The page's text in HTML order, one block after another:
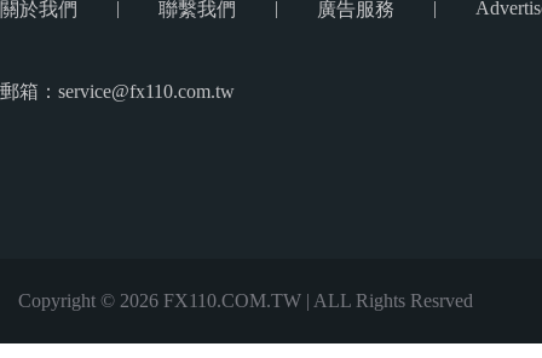
關於我們 | 聯繫我們 | 廣告服務 |
郵箱：service@fx110.com.tw
Copyright © 2026 FX110.COM.TW | ALL Rights Resrved